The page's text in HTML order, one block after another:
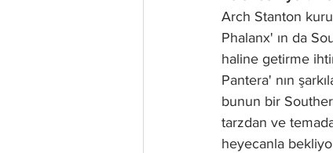
Arch Stanton
Phalanx' ın da
haline getirme
Pantera' nın
bunun bir
tarzdan ve
heyecanla